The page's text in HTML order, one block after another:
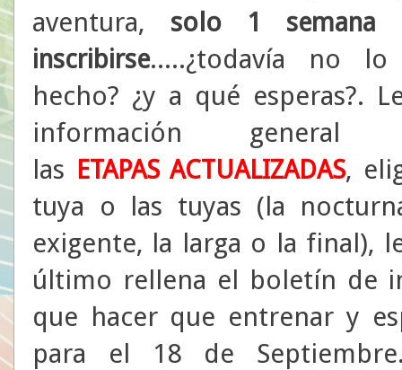
aventura, solo 1 semana
inscribirse.....¿todavía no lo
hecho? ¿y a qué esperas?.
información general
las ETAPAS ACTUALIZADAS,
tuya o las tuyas (la
exigente, la larga o la final),
último rellena el boletín de
que hacer que entrenar y
para el 18 de